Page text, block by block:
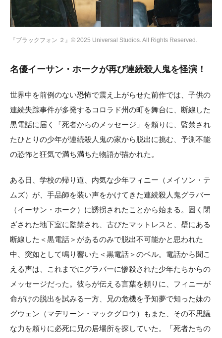
『ブラックフォン ２』© 2025 Universal Studios. All Rights Reserved.
名優イーサン・ホークが再び連続殺人鬼を怪演！
世界中を前例のない恐怖で震え上がらせた前作では、子供の
連続失踪事件が多発するコロラド州の町を舞台に、断線した
黒電話に届く「死者からのメッセージ」を頼りに、監禁され
たひとりの少年が連続殺人鬼の家から脱出に挑む、予測不能
の恐怖と狂気で満ち満ちた物語が描かれた。
ある日、学校の帰り道、内気な少年フィニー（メイソン・テ
ムズ）が、手品師を装い声をかけてきた連続殺人鬼グラバー
（イーサン・ホーク）に誘拐されたことから始まる。固く閉
ざされた地下室に監禁され、古びたマットレスと、壁にある
断線した＜黒電話＞があるのみで脱出不可能かと思われた
中、突如として鳴り響いた＜黒電話＞のベル。電話から聞こ
える声は、これまでにグラバーに惨殺された少年たちからの
メッセージだった。彼らが伝える言葉を頼りに、フィニーが
命がけの脱出を試みる一方、兄の危機を予知夢で知った妹の
グウェン（マデリーン・マックグロウ）もまた、その不思議
な力を頼りに必死に兄の居場所を探していた。「死者たちの